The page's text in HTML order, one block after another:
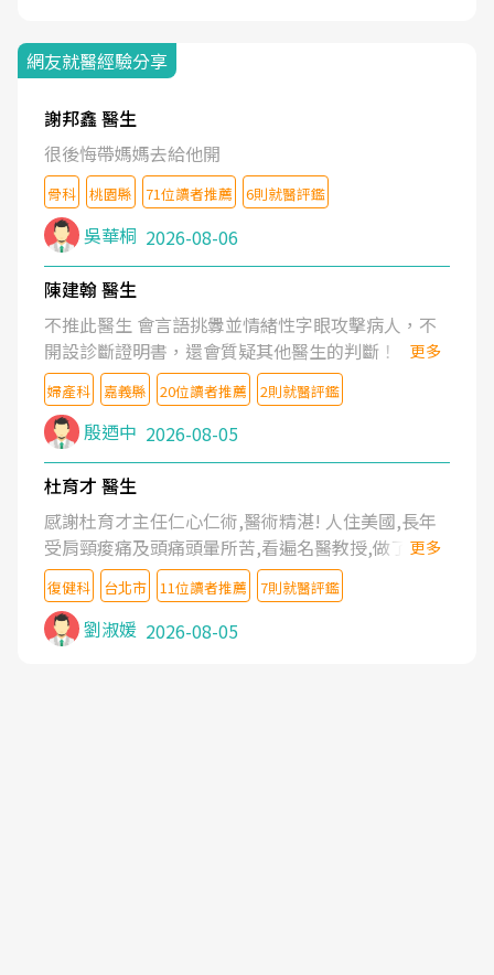
網友就醫經驗分享
謝邦鑫 醫生
很後悔帶媽媽去給他開
骨科 桃園縣 71位讀者推薦 6則就醫評鑑
吳華桐 2026-08-06
陳建翰 醫生
不推此醫生 會言語挑釁並情緒性字眼攻擊病人，不
開設診斷證明書，還會質疑其他醫生的判斷！
更多
婦產科 嘉義縣 20位讀者推薦 2則就醫評鑑
殷迺中 2026-08-05
杜育才 醫生
感謝杜育才主任仁心仁術,醫術精湛! 人住美國,長年
受肩頸痠痛及頭痛頭暈所苦,看遍名醫教授,做了各種
檢查,也嘗試過西醫打針,中醫針灸及物理徒手治療都
沒有用,後來連吃到嗎啡類止痛藥都效果有限,只是壓
症狀,沒多久就痛起來,多年失眠嚴重影響生活品質.
台灣親友介紹忠孝醫院杜育才主任是頸頭症候群專
更多
復健科 台北市 11位讀者推薦 7則就醫評鑑
劉淑媛 2026-08-05